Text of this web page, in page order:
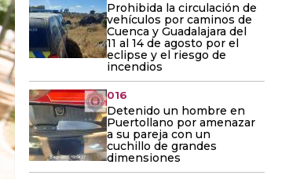
Prohibida la circulación de
vehículos por caminos de
Cuenca y Guadalajara del
11 al 14 de agosto por el
eclipse y el riesgo de
incendios
016
Detenido un hombre en
Puertollano por amenazar
a su pareja con un
cuchillo de grandes
dimensiones